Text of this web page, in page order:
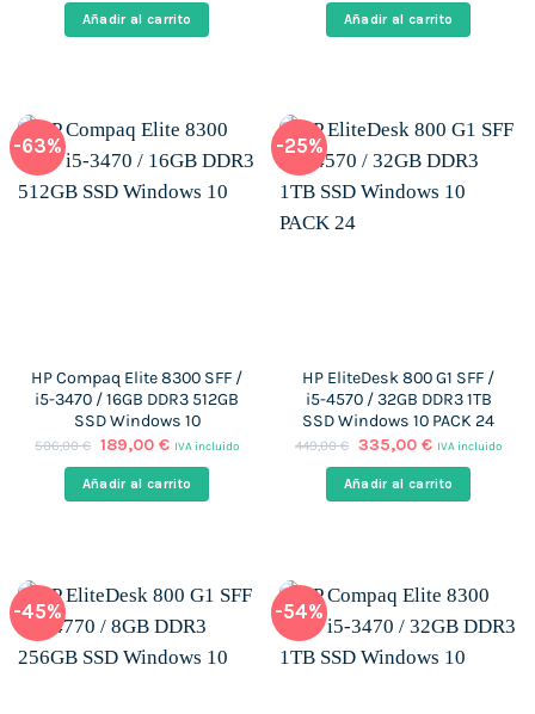
original
era:
actual
es:
Añadir al carrito
original
era:
actual
es:
Añadir al carrito
-63%
HP Compaq Elite 8300 SFF /
i5-3470 / 16GB DDR3 512GB
SSD Windows 10
506,00€ El
original
era:
189,00 €El
actual
es:
IVA incluido
Añadir al carrito
-25%
HP EliteDesk 800 G1 SFF /
i5-4570 / 32GB DDR3 1TB
SSD Windows 10 PACK 24
449,00€ El
original
era:
335,00 €El
actual
es:
IVA incluido
Añadir al carrito
-45% -54%